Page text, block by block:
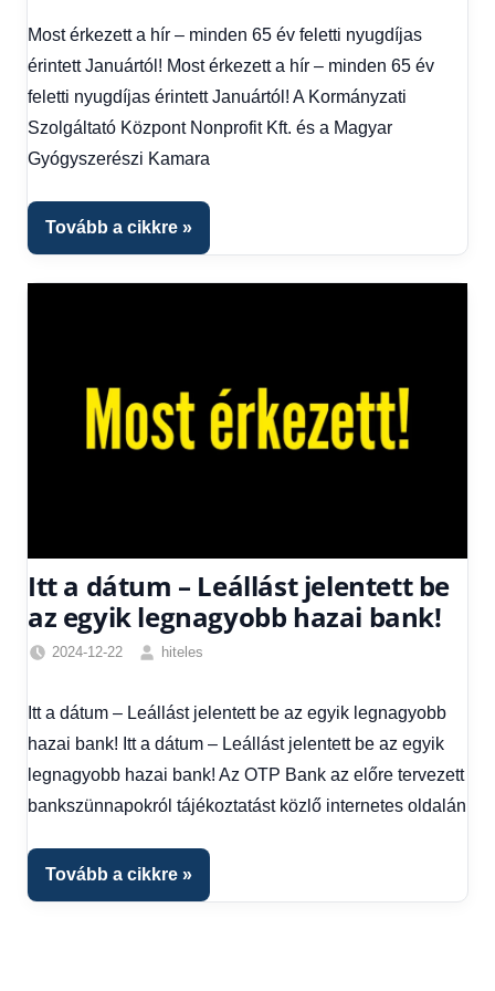
hírek,
Gazdaság,
Hírek,
Hírek
Most érkezett a hír – minden 65 év feletti nyugdíjas
érintett Januártól! Most érkezett a hír – minden 65 év
feletti nyugdíjas érintett Januártól! A Kormányzati
Szolgáltató Központ Nonprofit Kft. és a Magyar
Gyógyszerészi Kamara
Tovább a cikkre
Itt a dátum – Leállást jelentett be
az egyik legnagyobb hazai bank!
2024-12-22
hiteles
Hírek,
Hírek
1
kézből
Itt a dátum – Leállást jelentett be az egyik legnagyobb
hazai bank! Itt a dátum – Leállást jelentett be az egyik
legnagyobb hazai bank! Az OTP Bank az előre tervezett
bankszünnapokról tájékoztatást közlő internetes oldalán
Tovább a cikkre